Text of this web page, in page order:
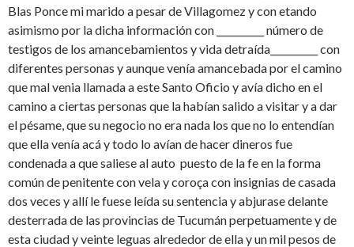
Blas Ponce mi marido a pesar de Villagomez y con etando
asimismo por la dicha información con __________ número de
testigos de los amancebamientos y vida detraída__________ con
diferentes personas y aunque venía amancebada por el camino
que mal venia llamada a este Santo Oficio y avía dicho en el
camino a ciertas personas que la habían salido a visitar y a dar
el pésame, que su negocio no era nada los que no lo entendían
que ella venía acá y todo lo avían de hacer dineros fue
condenada a que saliese al auto puesto de la fe en la forma
común de penitente con vela y coroça con insignias de casada
dos veces y allí le fuese leída su sentencia y abjurase delante
desterrada de las provincias de Tucumán perpetuamente y de
esta ciudad y veinte leguas alrededor de ella y un mil pesos de